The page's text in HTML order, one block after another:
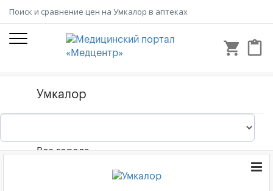
Поиск и сравнение цен на Умкалор в аптеках
shopping_cart content_paste
Все города